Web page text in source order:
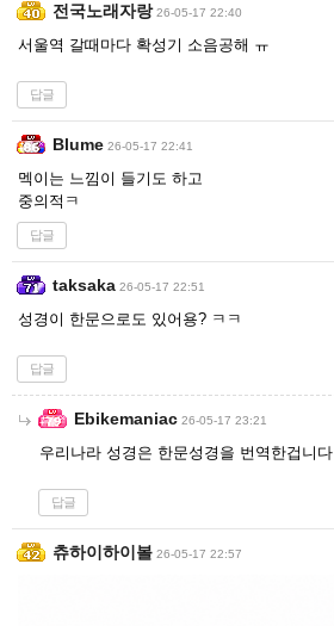
전국노래자랑 26-05-17 22:40
서울역 갈때마다 확성기 소음공해 ㅠ
답글
Blume 26-05-17 22:41
멕이는 느낌이 들기도 하고
중의적ㅋ
답글
taksaka 26-05-17 22:51
성경이 한문으로도 있어용? ㅋㅋ
답글
Ebikemaniac 26-05-17 23:21
우리나라 성경은 한문성경을 번역한겁니다
답글
츄하이하이볼 26-05-17 22:57